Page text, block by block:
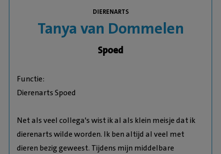
DIERENARTS
Tanya van Dommelen
Spoed
Functie:
Dierenarts Spoed
Net als veel collega's wist ik al als klein meisje dat ik
dierenarts wilde worden. Ik ben altijd al veel met
dieren bezig geweest. Tijdens mijn middelbare